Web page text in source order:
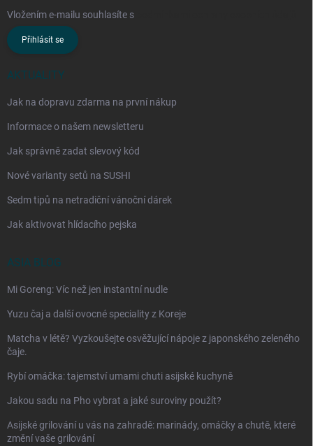
Vložením e-mailu souhlasíte s
Přihlásit se
AKTUALITY
Jak na dopravu zdarma na první nákup
Informace o našem newsletteru
Jak správně zadat slevový kód
Nové varianty setů na SUSHI
Sedm tipů na netradiční vánoční dárek
Jak aktivovat hlídacího pejska
ASIA BLOG
Mi Goreng: Víc než jen instantní nudle
Yuzu čaj a další ovocné speciality z Koreje
Matcha v létě? Vyzkoušejte osvěžující nápoje z japonského zeleného
čaje.
Rybí omáčka: tajemství umami chuti asijské kuchyně
Jakou sadu na Pho vybrat a jaké suroviny použít?
Asijské grilování u vás na zahradě: marinády, omáčky a chutě, které
změní vaše grilování